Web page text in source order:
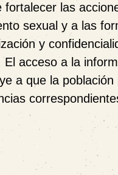
las
sexual y a las
y
acceso a la
a que la